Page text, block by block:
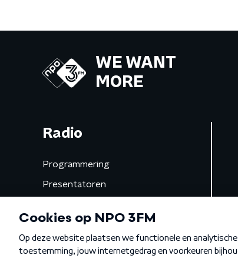
WE WANT
MORE
Radio
Programmering
Presentatoren
Gemist
Algemene voorwaarden Privacybeleid